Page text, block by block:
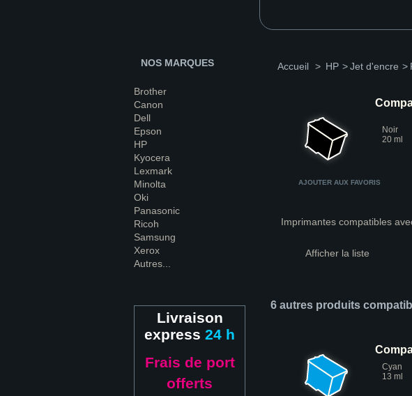
NOS MARQUES
Brother
Canon
Dell
Epson
HP
Kyocera
Lexmark
Minolta
Oki
Panasonic
Ricoh
Samsung
Xerox
Autres...
Livraison
express 24 h
Frais de port
offerts
Accueil > HP >Jet d'encre >
Noir
20 ml
AJOUTER AUX FAVORIS
Imprimantes compatibles
Afficher la liste
6 autres produits
Cyan
13 ml